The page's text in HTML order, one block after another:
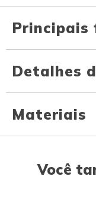
Principais
Detalhes
Materiais
Você